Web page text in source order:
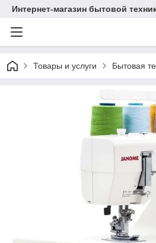
Интернет-магазин бытовой
Товары и услуги Бытовая